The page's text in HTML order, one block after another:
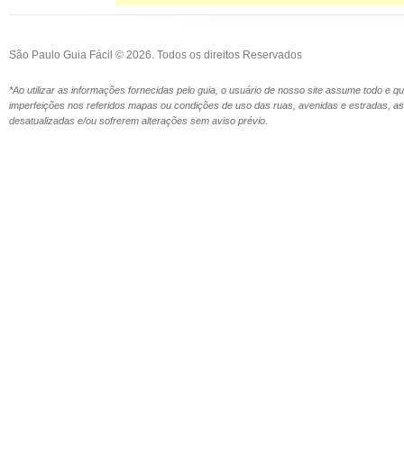
São Paulo Guia Fácil © 2026. Todos os direitos Reservados
*Ao utilizar as informações fornecidas pelo guia, o usuário de nosso site assume todo e
imperfeições nos referidos mapas ou condições de uso das ruas, avenidas e estradas,
desatualizadas e/ou sofrerem alterações sem aviso prévio.